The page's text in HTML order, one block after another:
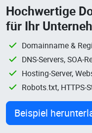
Hochwertige
für Ihr
Domainname &
DNS-Servers, SOA-
Hosting-Server,
Robots.txt, HTTPS-
Beispiel